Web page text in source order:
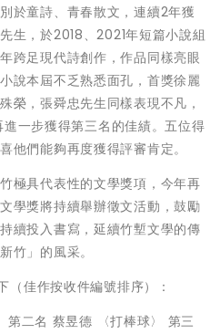
於童詩、青春散文，連續2年獲
生，於2018、2021年短篇小說組
跨足現代詩創作，作品同樣亮眼
說本屆不乏熟悉面孔，首獎徐麗
榮，張舜忠先生同樣表現不凡，
一步獲得第三名的佳績。五位得
他們能夠再度獲得評審肯定。
極具代表性的文學獎項，今年再
學獎將持續舉辦徵文活動，鼓勵
續投入書寫，延續竹塹文學的傳
竹」的風采。
佳作按收件編號排序）：
二名 蔡昱德 〈打棒球〉 第三